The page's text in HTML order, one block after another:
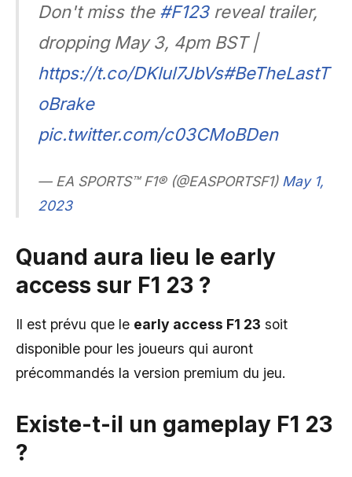
Don't miss the #F123reveal trailer,
dropping May 3, 4pm BST |
https://t.co/DKlul7JbVs#BeTheLastT
oBrake
pic.twitter.com/c03CMoBDen
— EA SPORTS™ F1® (@EASPORTSF1) May 1,
2023
Quand aura lieu le early
access sur F1 23 ?
Il est prévu que le early access F1 23 soit
disponible pour les joueurs qui auront
précommandés la version premium du jeu.
Existe-t-il un gameplay F1 23
?